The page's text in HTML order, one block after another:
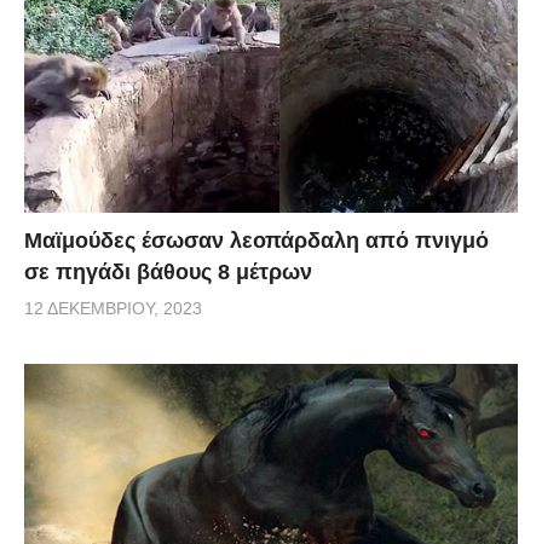
Μαϊμούδες έσωσαν λεοπάρδαλη από πνιγμό
σε πηγάδι βάθους 8 μέτρων
12 ΔΕΚΕΜΒΡΊΟΥ, 2023